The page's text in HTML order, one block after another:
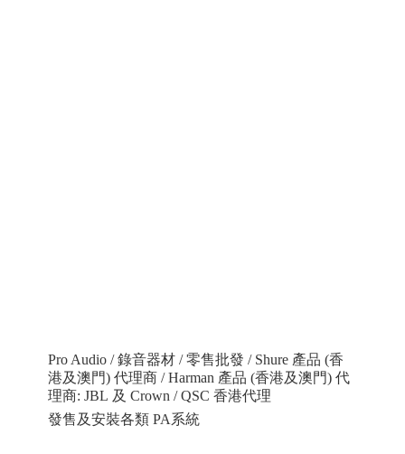
Pro Audio / 錄音器材 / 零售批發 / Shure 產品 (香
港及澳門) 代理商 / Harman 產品 (香港及澳門) 代
理商: JBL 及 Crown / QSC 香港代理
發售及安裝各類 PA系統